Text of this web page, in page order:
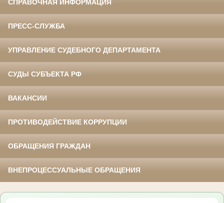
СПРАВОЧНАЯ ИНФОРМАЦИЯ
ПРЕСС-СЛУЖБА
УПРАВЛЕНИЕ СУДЕБНОГО ДЕПАРТАМЕНТА
СУДЫ СУБЪЕКТА РФ
ВАКАНСИИ
ПРОТИВОДЕЙСТВИЕ КОРРУПЦИИ
ОБРАЩЕНИЯ ГРАЖДАН
ВНЕПРОЦЕССУАЛЬНЫЕ ОБРАЩЕНИЯ